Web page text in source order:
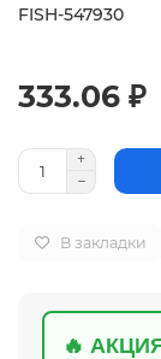
FISH-547930
333.06 ₽
В закладки
🔥